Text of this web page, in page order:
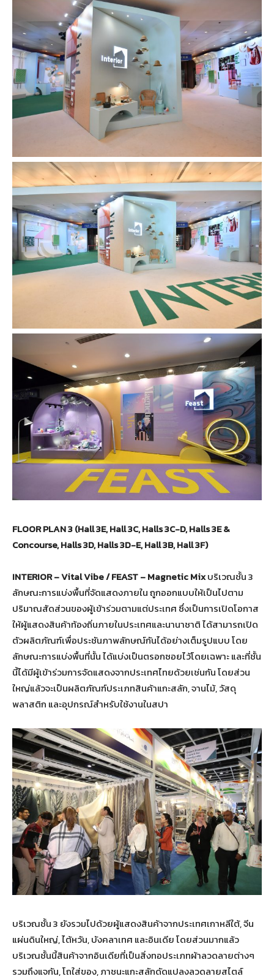
FLOOR PLAN 3 (Hall 3E, Hall 3C, Halls 3C-D, Halls 3E &
Concourse, Halls 3D, Halls 3D-E, Hall 3B, Hall 3F)
INTERIOR–Vital Vibe /FEAST–Magnetic Mixบริเวณชั้น 3
ลักษณะการแบ่งพื้นที่จัดแสดงภายใน ถูกออกแบบให้เป็นไปตาม
ปริมาณสัดส่วนของผู้เข้าร่วมตามแต่ประเทศ ซึ่งเป็นการเปิดโอกาส
ให้ผู้แสดงสินค้าท้องถิ่นภายในประเทศและนานาชาติ ได้สามารถเปิด
ตัวผลิตภัณฑ์เพื่อประชันภาพลักษณ์กันได้อย่างเต็มรูปแบบ โดย
ลักษณะการแบ่งพื้นที่นั้น ได้แบ่งเป็นตรอกซอยไว้โดยเฉพาะ และที่ชั้น
นี้ได้มีผู้เข้าร่วมการจัดแสดงจากประเทศไทยด้วยเช่นกัน โดยส่วน
ใหญ่แล้วจะเป็นผลิตภัณฑ์ประเภทสินค้าแกะสลัก, จานไม้, วัสดุ
พลาสติก และอุปกรณ์สำหรับใช้งานในสปา
บริเวณชั้น 3 ยังรวมไปด้วยผู้แสดงสินค้าจากประเทศเกาหลีใต้, จีน
แผ่นดินใหญ่, ไต้หวัน, บังคลาเทศ และอินเดีย โดยส่วนมากแล้ว
บริเวณชั้นนี้สินค้าจากอินเดียที่เป็นสิ่งทอประเภทผ้าลวดลายต่างๆ
รวมถึงแจกัน, โถใส่ของ, ภาชนะแกะสลักดัดแปลงลวดลายสไตล์